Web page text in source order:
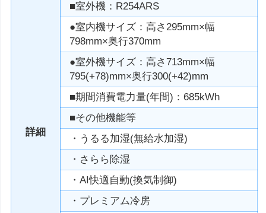
詳細
■室外機：R254ARS
●室内機サイズ：高さ295mm×幅
798mm×奥行370mm
●室外機サイズ：高さ713mm×幅
795(+78)mm×奥行300(+42)mm
■期間消費電力量(年間)：685kWh
■その他機能等
・うるる加湿(無給水加湿)
・さらら除湿
・AI快適自動(換気制御)
・プレミアム冷房